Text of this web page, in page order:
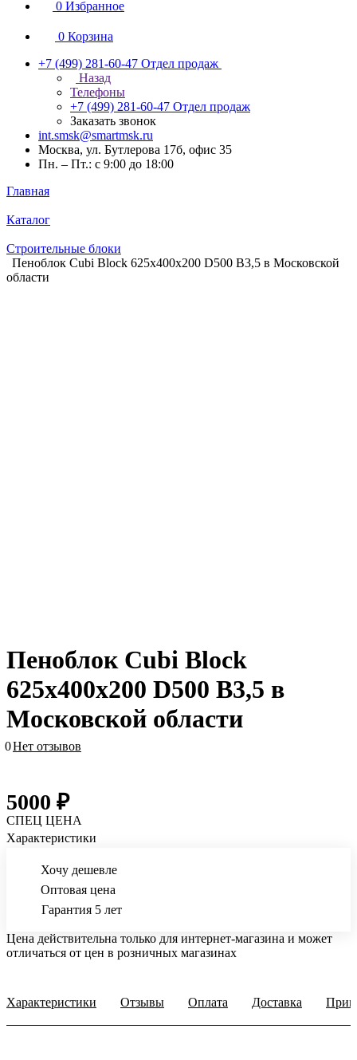
0 Избранное
0 Корзина
+7 (499) 281-60-47 Отдел продаж
Назад
Телефоны
+7 (499) 281-60-47 Отдел продаж
Заказать звонок
int.smsk@smartmsk.ru
Москва, ул. Бутлерова 17б, офис 35
Пн. – Пт.: с 9:00 до 18:00
Главная
Каталог
Строительные блоки
Пеноблок Cubi Block 625х400х200 D500 В3,5 в Московской
области
Пеноблок Cubi Block
625х400х200 D500 В3,5 в
Московской области
0Нет отзывов
5000 ₽
СПЕЦ ЦЕНА
Характеристики
Хочу дешевле
Оптовая цена
Гарантия 5 лет
Цена действительна только для интернет-магазина и может
отличаться от цен в розничных магазинах
Характеристики Отзывы Оплата Доставка